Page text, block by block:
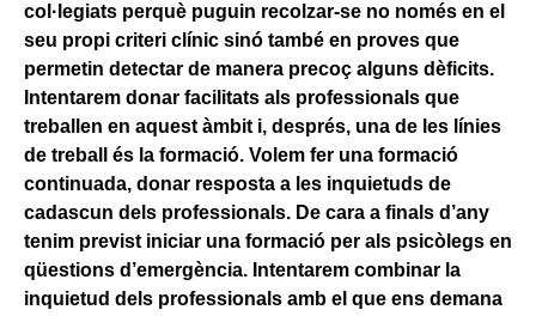
col·legiats perquè puguin recolzar-se no només en el
seu propi criteri clínic sinó també en proves que
permetin detectar de manera precoç alguns dèficits.
Intentarem donar facilitats als professionals que
treballen en aquest àmbit i, després, una de les línies
de treball és la formació. Volem fer una formació
continuada, donar resposta a les inquietuds de
cadascun dels professionals. De cara a finals d’any
tenim previst iniciar una formació per als psicòlegs en
qüestions d’emergència. Intentarem combinar la
inquietud dels professionals amb el que ens demana